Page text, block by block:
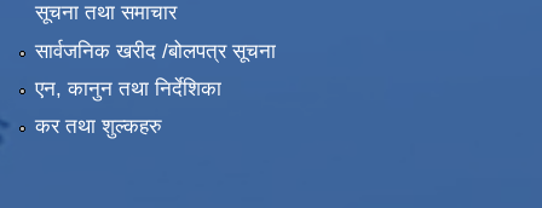
सूचना तथा समाचार
सार्वजनिक खरीद /बोलपत्र सूचना
एन, कानुन तथा निर्देशिका
कर तथा शुल्कहरु